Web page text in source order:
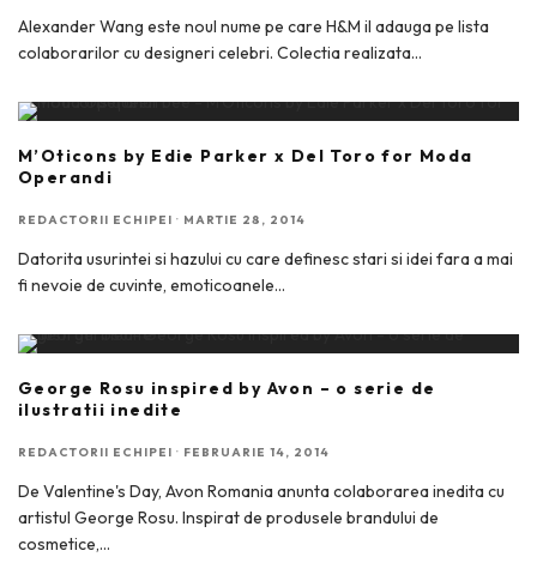
Alexander Wang este noul nume pe care H&M il adauga pe lista
colaborarilor cu designeri celebri. Colectia realizata...
M’Oticons by Edie Parker x Del Toro for Moda
Operandi
REDACTORII ECHIPEI · MARTIE 28, 2014
Datorita usurintei si hazului cu care definesc stari si idei fara a mai
fi nevoie de cuvinte, emoticoanele...
George Rosu inspired by Avon – o serie de
ilustratii inedite
REDACTORII ECHIPEI · FEBRUARIE 14, 2014
De Valentine's Day, Avon Romania anunta colaborarea inedita cu
artistul George Rosu. Inspirat de produsele brandului de
cosmetice,...